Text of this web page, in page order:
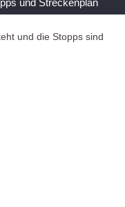
und Streckenplan
und die Stopps sind